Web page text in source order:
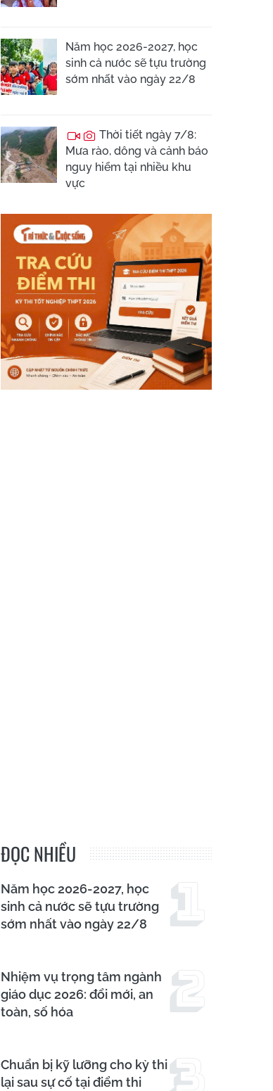
Năm học 2026-2027, học
sinh cả nước sẽ tựu trường
sớm nhất vào ngày 22/8
Thời tiết ngày 7/8:
Mưa rào, dông và cảnh báo
nguy hiểm tại nhiều khu
vực
ĐỌC NHIỀU
Năm học 2026-2027, học
sinh cả nước sẽ tựu trường
sớm nhất vào ngày 22/8
Nhiệm vụ trọng tâm ngành
giáo dục 2026: đổi mới, an
toàn, số hóa
Chuẩn bị kỹ lưỡng cho kỳ thi
lại sau sự cố tại điểm thi